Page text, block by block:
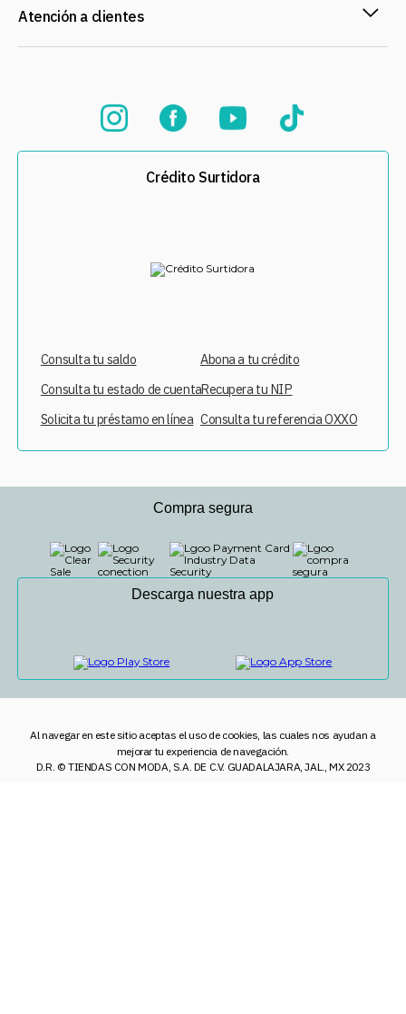
Atención a clientes
Crédito Surtidora
Consulta tu saldo
Consulta tu estado de cuenta
Solicita tu préstamo en línea
Abona a tu crédito
Recupera tu NIP
Consulta tu referencia OXXO
Compra segura
Descarga nuestra app
Al navegar en este sitio aceptas el uso de cookies, las cuales nos ayudan a
mejorar tu experiencia de navegación.
D.R. © TIENDAS CON MODA, S.A. DE C.V. GUADALAJARA, JAL., MX 2023